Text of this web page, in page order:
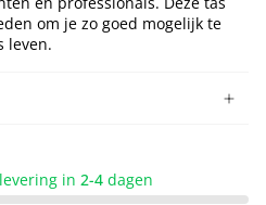
Backpack
om je zo goed mogelijk te
leven.
in 2-4dagen